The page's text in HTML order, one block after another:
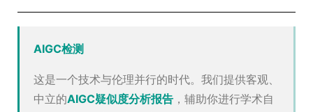
AIGC检测
这是一个技术与伦理并行的时代。我们提供客观、
中立的AIGC疑似度分析报告 ，辅助你进行学术自